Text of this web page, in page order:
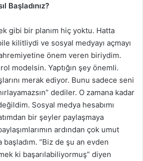
Başladınız?
gibi bir planım hiç yoktu. Hatta
kilitliydi ve sosyal medyayı açmayı
önem veren biriydim.
modelsin. Yaptığın şey önemli.
merak ediyor. Bunu sadece seni
dediler. O zamana kadar
Sosyal medya hesabımı
bir şeyler paylaşmaya
ardından çok umut
“Biz de şu an evden
ki başarılabiliyormuş” diyen